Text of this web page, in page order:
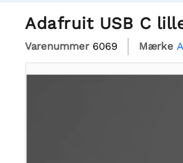
Adafruit USB C
Varenummer 6069 Mærke